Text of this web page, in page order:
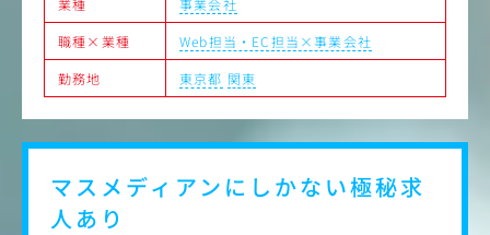
職種×業種
Web担当・EC担当×事業会社
勤務地
東京都 関東
マスメディアンにしかない極秘求
人あり